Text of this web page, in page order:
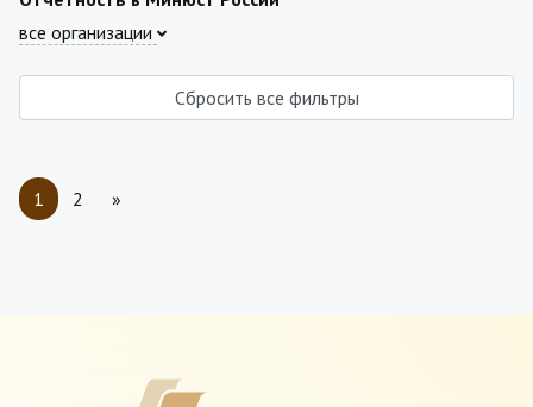
все организации
Сбросить все фильтры
1 2 »